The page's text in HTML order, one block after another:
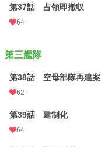
第37話 占領即撤収
64
第三艦隊
第38話 空母部隊再建案
62
第39話 建制化
64